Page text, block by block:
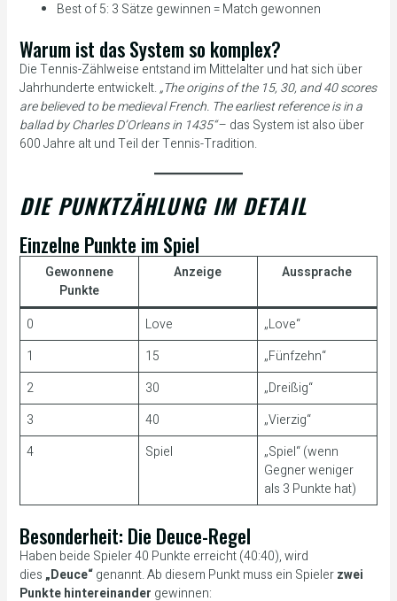
Best of 5: 3 Sätze gewinnen = Match gewonnen
Warum ist das System so komplex?
Die Tennis-Zählweise entstand im Mittelalter und hat sich über
Jahrhunderte entwickelt.„The origins of the 15, 30, and 40 scores
are believed to be medieval French. The earliest reference is in a
ballad by Charles D’Orleans in 1435“– das System ist also über
600 Jahre alt und Teil der Tennis-Tradition.
DIE PUNKTZÄHLUNG IM DETAIL
Einzelne Punkte im Spiel
Gewonnene
Punkte
Anzeige Aussprache
0 Love
„Love“
1
15
„Fünfzehn“
2
30
„Dreißig“
3
40
„Vierzig“
4
Spiel
„Spiel“ (wenn
Gegner weniger
als 3 Punkte hat)
Besonderheit: Die Deuce-Regel
Haben beide Spieler 40 Punkte erreicht (40:40), wird
dies„Deuce“genannt. Ab diesem Punkt muss ein Spielerzwei
Punkte hintereinander gewinnen: